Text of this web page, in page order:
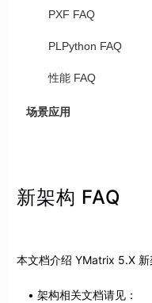
PXF FAQ
PLPython FAQ
性能 FAQ
场景应用
新架构 FAQ
本文档介绍 YMatrix 5.X 新
架构相关文档请见：